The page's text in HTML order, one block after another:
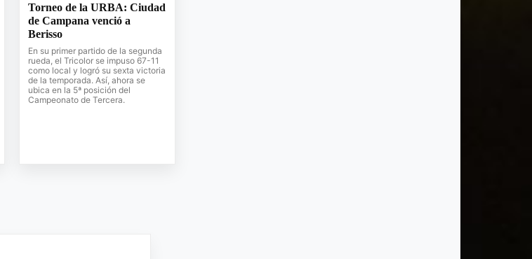
Torneo de la URBA: Ciudad
de Campana venció a
Berisso
En su primer partido de la segunda
rueda, el Tricolor se impuso 67-11
como local y logró su sexta victoria
de la temporada. Así, ahora se
ubica en la 5ª posición del
Campeonato de Tercera.